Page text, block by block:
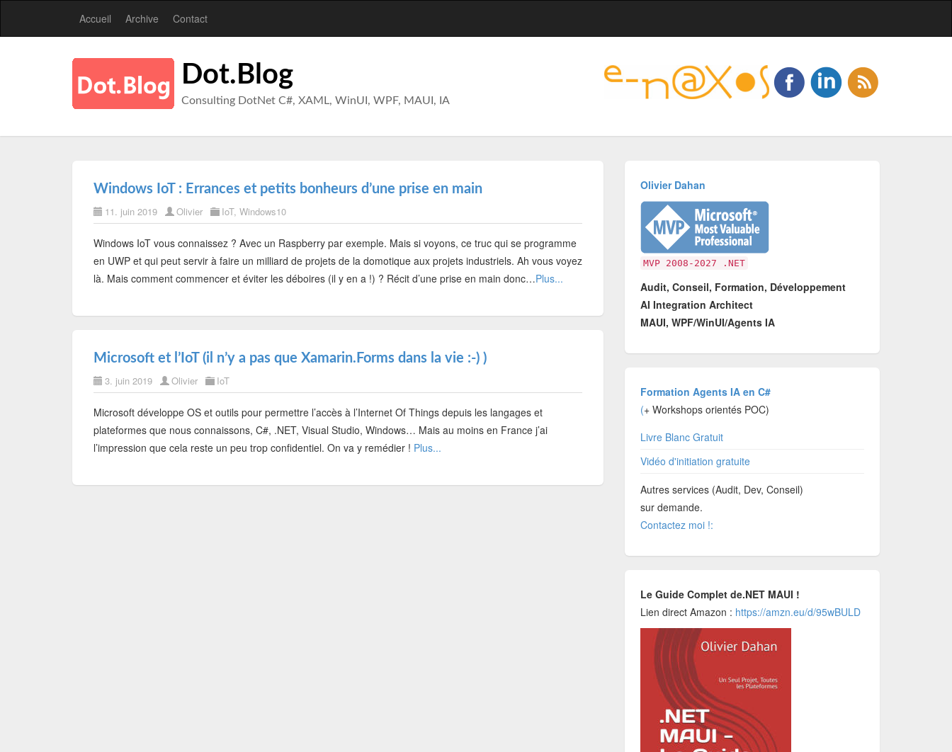
Accueil Archive Contact
Dot.Blog
Consulting DotNet C#, XAML, WinUI, WPF, MAUI, IA
Windows IoT : Errances et petits bonheurs d’une prise en main
11. juin 2019 Olivier IoT, Windows10
Windows IoT vous connaissez ? Avec un Raspberry par exemple. Mais si voyons, ce truc qui se programme
en UWP et qui peut servir à faire un milliard de projets de la domotique aux projets industriels. Ah vous voyez
là. Mais comment commencer et éviter les déboires (il y en a !) ? Récit d’une prise en main donc…Plus...
Microsoft et l’IoT (il n’y a pas que Xamarin.Forms dans la vie :-) )
3. juin 2019 Olivier IoT
Microsoft développe OS et outils pour permettre l’accès à l’Internet Of Things depuis les langages et
plateformes que nous connaissons, C#, .NET, Visual Studio, Windows… Mais au moins en France j’ai
l’impression que cela reste un peu trop confidentiel. On va y remédier ! Plus...
Olivier Dahan
MVP 2008-2027 .NET
Audit, Conseil, Formation, Développement
AI Integration Architect
MAUI, WPF/WinUI/Agents IA
Formation Agents IA en C#
(+ Workshops orientés POC)
Livre Blanc Gratuit
Vidéo d'initiation gratuite
Autres services (Audit, Dev, Conseil)
sur demande.
Contactez moi !:
Le Guide Complet de.NET MAUI !
Lien direct Amazon : https://amzn.eu/d/95wBULD